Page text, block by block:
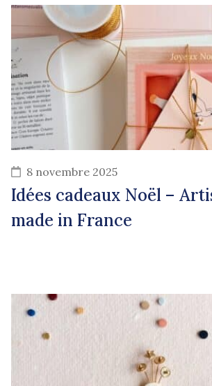
8 novembre 2025
Idées cadeaux Noël –
made in France